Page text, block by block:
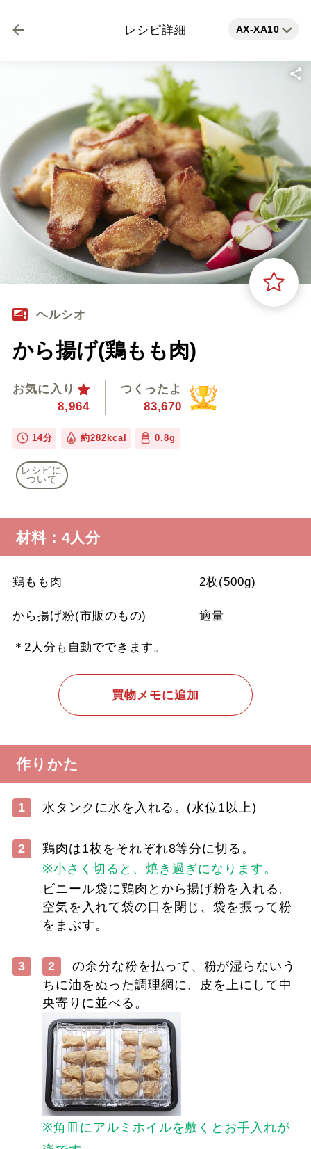
レシピ詳細 AX-XA10
ヘルシオ
から揚げ(鶏もも肉)
お気に入り
8,964
つくったよ
83,670
14分 約282kcal 0.8g
レシピに
ついて
材料：4人分
鶏もも肉 2枚(500g)
から揚げ粉(市販のもの) 適量
＊2人分も自動でできます。
買物メモに追加
作りかた
1 水タンクに水を入れる。(水位1以上)
2
鶏肉は1枚をそれぞれ8等分に切る。
※小さく切ると、焼き過ぎになります。
ビニール袋に鶏肉とから揚げ粉を入れる。
空気を入れて袋の口を閉じ、袋を振って粉
をまぶす。
3 2
の余分な粉を払って、粉が湿らないう
ちに油をぬった調理網に、皮を上にして中
央寄りに並べる。
※角皿にアルミホイルを敷くとお手入れが